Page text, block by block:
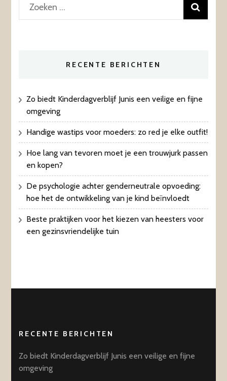
Zoeken
naar:
RECENTE BERICHTEN
Zo biedt Kinderdagverblijf Junis een veilige en fijne
omgeving
Handige wastips voor moeders: zo red je elke outfit!
Hoe lang van tevoren moet je een trouwjurk passen
en kopen?
De psychologie achter genderneutrale opvoeding:
hoe het de ontwikkeling van je kind beïnvloedt
Beste praktijken voor het kiezen van heesters voor
een gezinsvriendelijke tuin
RECENTE BERICHTEN
Zo biedt Kinderdagverblijf Junis een veilige en fijne
omgeving